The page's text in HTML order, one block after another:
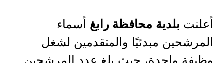
أعلنت بلدية محافظة رابغ أسماء
المرشحين مبدئيًا والمتقدمين لشغل
وظيفة واحدة، حيث بلغ عدد المرشحين